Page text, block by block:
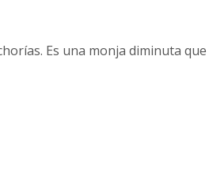
Es una monja diminuta